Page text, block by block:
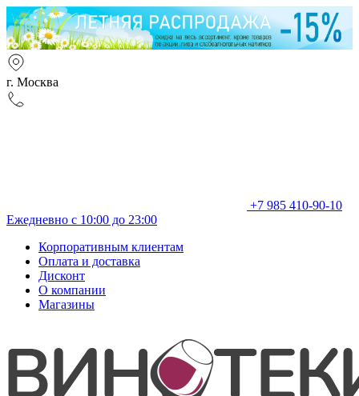
г. Москва
+7 985 410-90-10
Ежедневно с 10:00 до 23:00
Корпоративным клиентам
Оплата и доставка
Дисконт
О компании
Магазины